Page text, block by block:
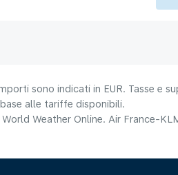
sono indicati in EUR. Tasse e
alle tariffe disponibili.
Weather Online. Air France-